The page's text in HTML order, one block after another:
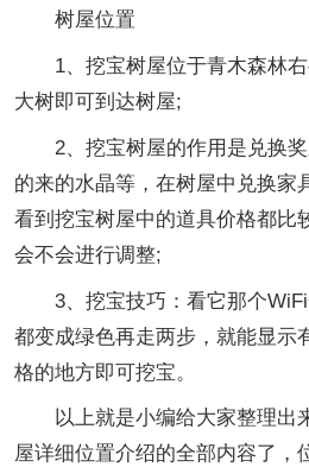
树屋位置
1、挖宝树屋位于青木森林右
大树即可到达树屋;
2、挖宝树屋的作用是兑换奖
的来的水晶等，在树屋中兑换家
看到挖宝树屋中的道具价格都比
会不会进行调整;
3、挖宝技巧：看它那个WiFi
都变成绿色再走两步，就能显示
格的地方即可挖宝。
以上就是小编给大家整理出
屋详细位置介绍的全部内容了，